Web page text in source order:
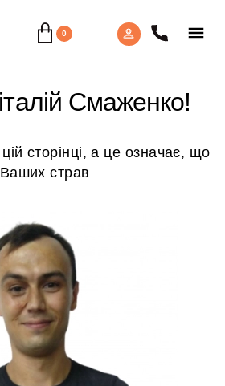
0
Смаженко!
сторінці, а це означає, що
страв